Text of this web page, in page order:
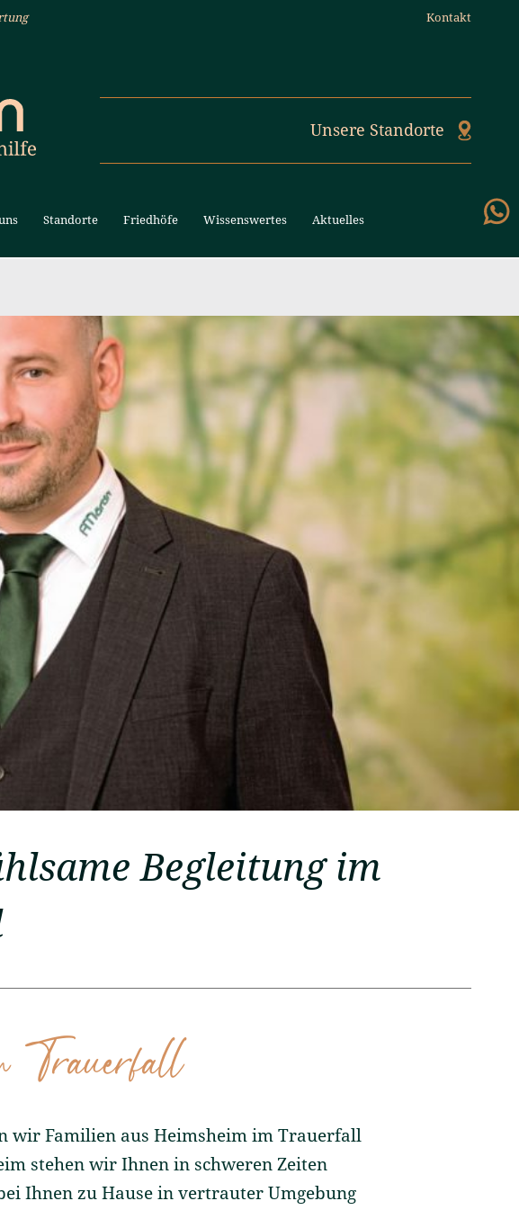
Kontakt
Unsere Standorte
Standorte Friedhöfe Wissenswertes Aktuelles
Begleitung im
Trauerfall
wir Familien aus Heimsheim im Trauerfall
stehen wir Ihnen in schweren Zeiten
Ihnen zu Hause in vertrauter Umgebung